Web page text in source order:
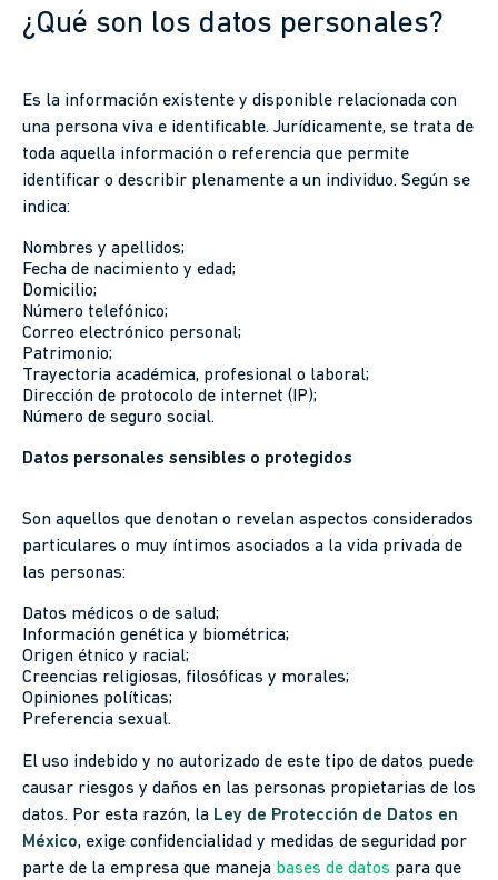
¿Qué son los datos personales?
Es la información existente y disponible relacionada con
una persona viva e identificable. Jurídicamente, se trata de
toda aquella información o referencia que permite
identificar o describir plenamente a un individuo. Según se
indica:
Nombres y apellidos;
Fecha de nacimiento y edad;
Domicilio;
Número telefónico;
Correo electrónico personal;
Patrimonio;
Trayectoria académica, profesional o laboral;
Dirección de protocolo de internet (IP);
Número de seguro social.
Datos personales sensibles o protegidos
Son aquellos que denotan o revelan aspectos considerados
particulares o muy íntimos asociados a la vida privada de
las personas:
Datos médicos o de salud;
Información genética y biométrica;
Origen étnico y racial;
Creencias religiosas, filosóficas y morales;
Opiniones políticas;
Preferencia sexual.
El uso indebido y no autorizado de este tipo de datos puede
causar riesgos y daños en las personas propietarias de los
datos. Por esta razón, la Ley de Protección de Datos en
México, exige confidencialidad y medidas de seguridad por
parte de la empresa que maneja bases de datos para que